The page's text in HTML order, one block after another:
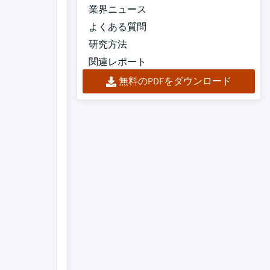
業界ニュース
よくある質問
研究方法
関連レポート
無料のPDFをダウンロード